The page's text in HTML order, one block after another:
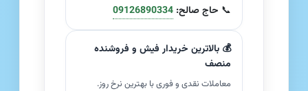
📞 حاج صالح: 09126890334
💰 بالاترین خریدار فیش و فروشنده
منصف
معاملات نقدی و فوری با بهترین نرخ روز.